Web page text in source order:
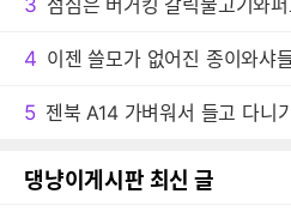
3 점심은 버거킹 갈릭불고기와
4 이젠 쓸모가 없어진 종이와샤
5 젠북 A14 가벼워서 들고 다니
댕냥이게시판 최신 글